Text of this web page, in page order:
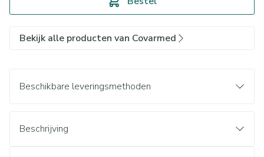
Bekijk alle producten van Covarmed
Beschikbare leveringsmethoden
Beschrijving